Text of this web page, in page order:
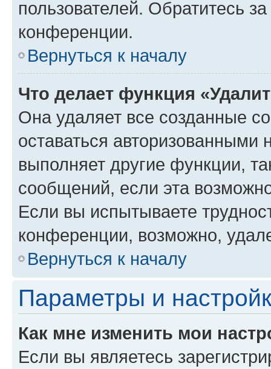
пользователей. Обратитесь
конференции.
Вернуться к началу
Что делает функция
Она удаляет все созданные
оставаться авторизованными
выполняет другие функции,
сообщений, если эта
Если вы испытываете
конференции, возможно,
Вернуться к началу
Параметры и
Как мне изменить мои
Если вы являетесь